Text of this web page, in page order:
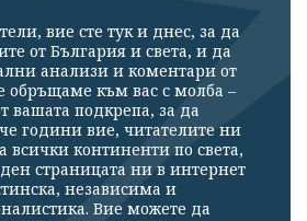
вие сте тук и днес, за да
от България и света, и да
анализи и коментари от
обръщаме към вас с молба –
вашата подкрепа, за да
години вие, читателите ни
всички континенти по света,
страницата ни в интернет
независима и
Вие можете да